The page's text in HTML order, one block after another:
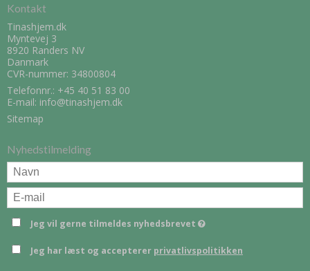
Kontakt
Tinashjem.dk
Myntevej 3
8920 Randers NV
Danmark
CVR-nummer: 34800804
Telefonnr.: +45 40 51 83 00
E-mail: info@tinashjem.dk
Sitemap
Nyhedstilmelding
Jeg vil gerne tilmeldes nyhedsbrevet
Jeg har læst og accepterer privatlivspolitikken